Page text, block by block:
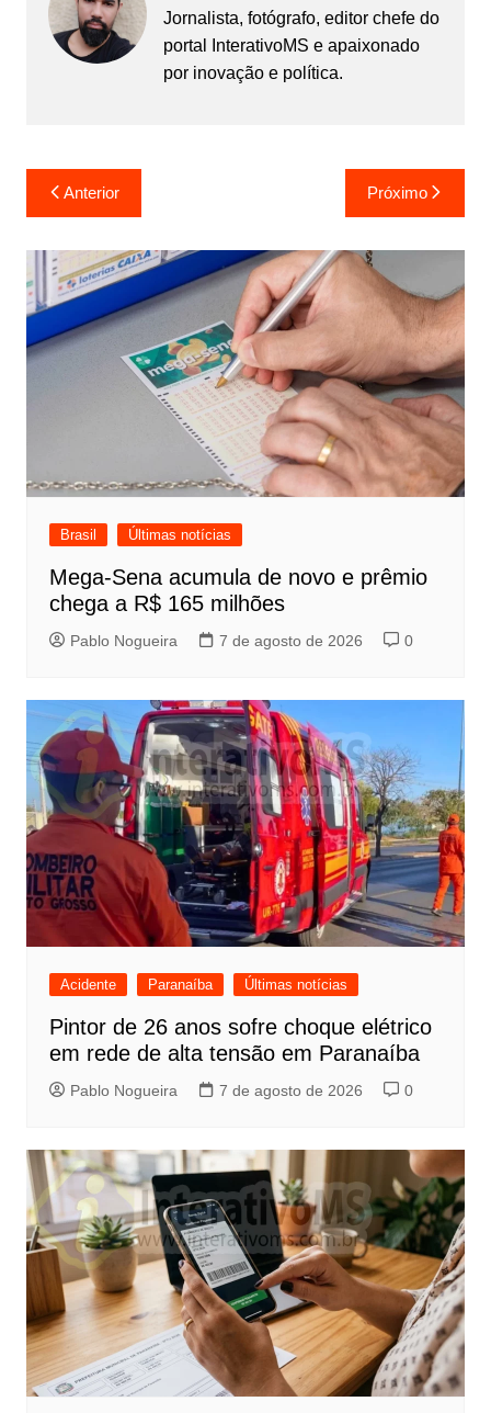
Jornalista, fotógrafo, editor chefe do
portal InterativoMS e apaixonado
por inovação e política.
Navegação
de
Post
Anterior Próximo
Brasil Últimas notícias
Mega-Sena acumula de novo e prêmio
chega a R$ 165 milhões
Pablo Nogueira 7 de agosto de 2026 0
Acidente Paranaíba Últimas notícias
Pintor de 26 anos sofre choque elétrico
em rede de alta tensão em Paranaíba
Pablo Nogueira 7 de agosto de 2026 0